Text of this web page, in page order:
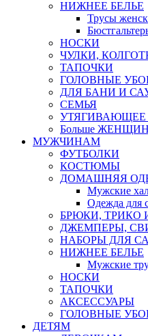
НИЖНЕЕ БЕЛЬЕ
Трусы
НОСКИ
ЧУЛКИ,
ТАПОЧКИ
ГОЛОВНЫЕ
ДЛЯ БАНИ И
СЕМЬЯ
УТЯГИВАЮЩЕЕ
Больше
МУЖЧИНАМ
ФУТБОЛКИ
КОСТЮМЫ
ДОМАШНЯЯ
Мужские
Одежда для
БРЮКИ, ТРИКО
ДЖЕМПЕРЫ,
НАБОРЫ ДЛЯ
НИЖНЕЕ БЕЛЬЕ
Мужские
НОСКИ
ТАПОЧКИ
АКСЕССУАРЫ
ГОЛОВНЫЕ
ДЕТЯМ